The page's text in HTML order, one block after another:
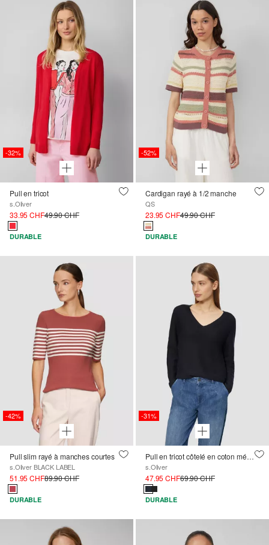
-32%
Pull en tricot
s.Oliver
33.95 CHF49.90 CHF
DURABLE
-52%
Cardigan rayé à 1/2 manche
QS
23.95 CHF49.90 CHF
DURABLE
-42%
Pull slim rayé à manches courtes
s.Oliver BLACK LABEL
51.95 CHF89.90 CHF
DURABLE
-31%
Pull en tricot côtelé en coton mélangé avec col en V
s.Oliver
47.95 CHF69.90 CHF
DURABLE